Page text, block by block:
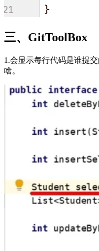
三、GitToolBox
1.会显示每行代码是谁提
啥。